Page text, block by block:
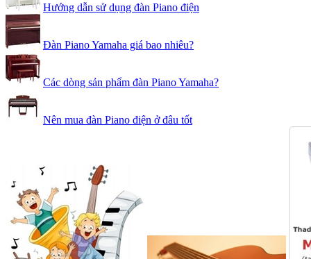
Hướng dẫn sử dụng đàn Piano điện
Đàn Piano Yamaha giá bao nhiêu?
Các dòng sản phẩm đàn Piano Yamaha?
Nên mua đàn Piano điện ở đâu tốt